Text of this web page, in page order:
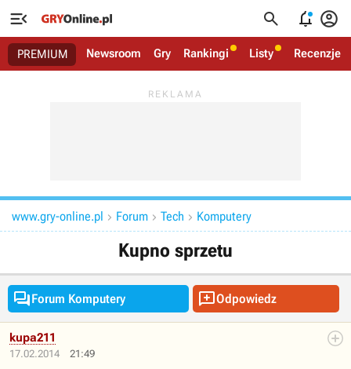
   
PREMIUM Newsroom Gry Rankingi Listy Recenzje
www.gry-online.pl  Forum  Tech  Komputery
Kupno sprzetu
Forum Komputery Odpowiedz
17.02.2014 21:49
kupa211